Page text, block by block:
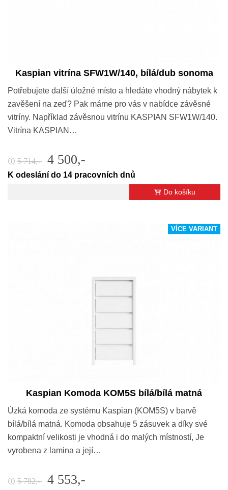
Kaspian vitrína SFW1W/140, bílá/dub sonoma
Potřebujete další úložné místo a hledáte vhodný nábytek k
zavěšení na zeď? Pak máme pro vás v nabídce závěsné
vitríny. Například závěsnou vitrínu KASPIAN SFW1W/140.
Vitrína KASPIAN…
🛈 5 714,- 4 500,-
K odeslání do 14 pracovních dnů
Do košíku
VÍCE VARIANT
Kaspian Komoda KOM5S bílá/bílá matná
Úzká komoda ze systému Kaspian (KOM5S) v barvě
bílá/bílá matná. Komoda obsahuje 5 zásuvek a díky své
kompaktní velikosti je vhodná i do malých místností, Je
vyrobena z lamina a její…
🛈 5 782,- 4 553,-